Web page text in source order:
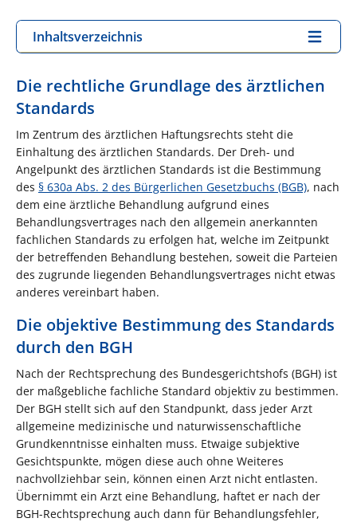
Inhaltsverzeichnis
Die rechtliche Grundlage des ärztlichen
Standards
Im Zentrum des ärztlichen Haftungsrechts steht die
Einhaltung des ärztlichen Standards. Der Dreh- und
Angelpunkt des ärztlichen Standards ist die Bestimmung
des § 630a Abs. 2 des Bürgerlichen Gesetzbuchs (BGB), nach
dem eine ärztliche Behandlung aufgrund eines
Behandlungsvertrages nach den allgemein anerkannten
fachlichen Standards zu erfolgen hat, welche im Zeitpunkt
der betreffenden Behandlung bestehen, soweit die Parteien
des zugrunde liegenden Behandlungsvertrages nicht etwas
anderes vereinbart haben.
Die objektive Bestimmung des Standards
durch den BGH
Nach der Rechtsprechung des Bundesgerichtshofs (BGH) ist
der maßgebliche fachliche Standard objektiv zu bestimmen.
Der BGH stellt sich auf den Standpunkt, dass jeder Arzt
allgemeine medizinische und naturwissenschaftliche
Grundkenntnisse einhalten muss. Etwaige subjektive
Gesichtspunkte, mögen diese auch ohne Weiteres
nachvollziehbar sein, können einen Arzt nicht entlasten.
Übernimmt ein Arzt eine Behandlung, haftet er nach der
BGH-Rechtsprechung auch dann für Behandlungsfehler,